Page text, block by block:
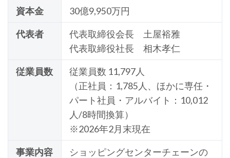
資本金 30億9,950万円
代表者
代表取締役会長 土屋裕雅
代表取締役社長 相木孝仁
従業員数 従業員数 11,797人
（正社員： 1,785 人、ほかに専任・
パート社員・アルバイト： 10,012
人/8時間換算）
※2026年2月末現在
事業内容
ショッピングセンターチェーンの